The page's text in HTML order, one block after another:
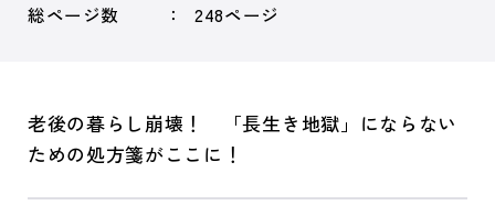
総ページ数 248ページ
老後の暮らし崩壊！ 「長生き地獄」にならない
ための処方箋がここに！